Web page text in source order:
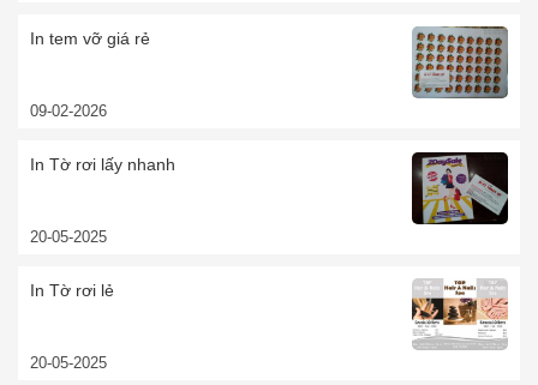
In tem vỡ giá rẻ
09-02-2026
In Tờ rơi lấy nhanh
20-05-2025
In Tờ rơi lẻ
20-05-2025